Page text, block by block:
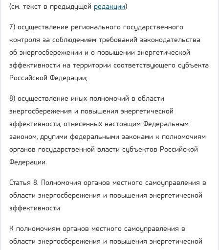
(см. текст в предыдущей редакции)
7) осуществление регионального государственного
контроля за соблюдением требований законодательства
об энергосбережении и о повышении энергетической
эффективности на территории соответствующего субъекта
Российской Федерации;
8) осуществление иных полномочий в области
энергосбережения и повышения энергетической
эффективности, отнесенных настоящим Федеральным
законом, другими федеральными законами к полномочиям
органов государственной власти субъектов Российской
Федерации.
Статья 8. Полномочия органов местного самоуправления в
области энергосбережения и повышения энергетической
эффективности
К полномочиям органов местного самоуправления в
области энергосбережения и повышения энергетической